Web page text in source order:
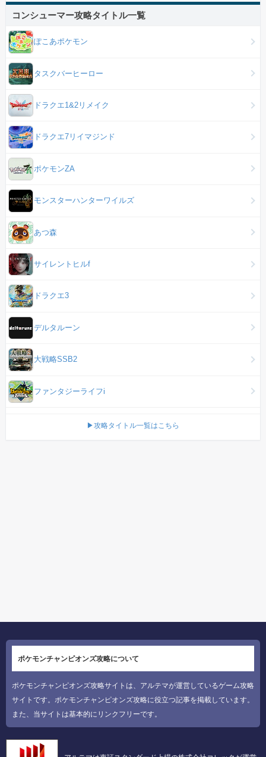
コンシューマー攻略タイトル一覧
ぽこあポケモン
タスクバーヒーロー
ドラクエ1&2リメイク
ドラクエ7リイマジンド
ポケモンZA
モンスターハンターワイルズ
あつ森
サイレントヒルf
ドラクエ3
デルタルーン
大戦略SSB2
ファンタジーライフi
▶攻略タイトル一覧はこちら
ポケモンチャンピオンズ攻略について
ポケモンチャンピオンズ攻略サイトは、アルテマが運営しているゲーム攻略
サイトです。ポケモンチャンピオンズ攻略に役立つ記事を掲載しています。
また、当サイトは基本的にリンクフリーです。